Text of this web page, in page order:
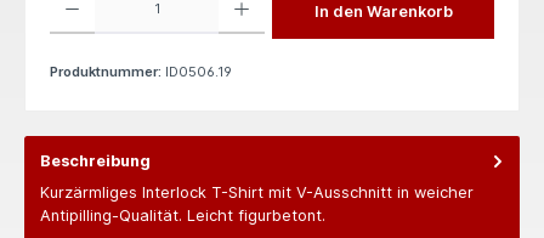
In den Warenkorb
Produktnummer: ID0506.19
Beschreibung
Kurzärmliges Interlock T-Shirt mit V-Ausschnitt in weicher
Antipilling-Qualität. Leicht figurbetont.